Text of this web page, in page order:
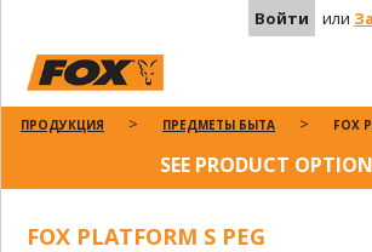
Войти или
ПРОДУКЦИЯ ПРЕДМЕТЫ БЫТА FOX
SEE PRODUCT
FOX PLATFORM S PEG